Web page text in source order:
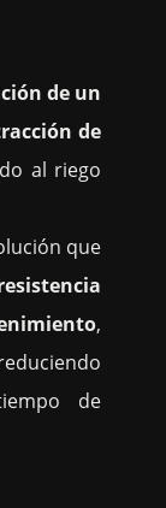
de un
de
al riego
que
,
de